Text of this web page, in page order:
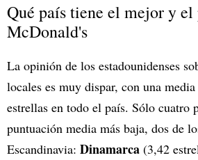
Qué país tiene el mejor y el
McDonald's
La opinión de los estadounidenses
locales es muy dispar, con una
estrellas en todo el país. Sólo cuatro
puntuación media más baja, dos de
Escandinavia: Dinamarca (3,42